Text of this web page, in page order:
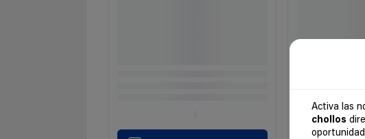
Activa las
chollos